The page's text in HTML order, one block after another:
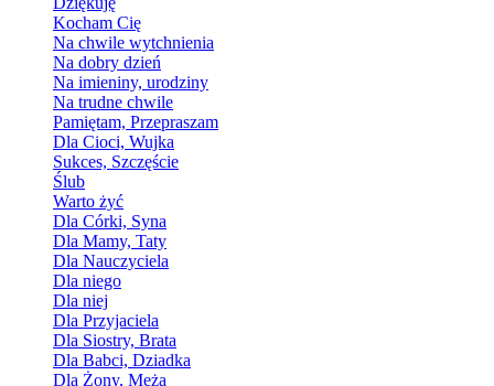
Kocham Cię
Na chwile wytchnienia
Na dobry dzień
Na imieniny, urodziny
Na trudne chwile
Pamiętam, Przepraszam
Dla Cioci, Wujka
Sukces, Szczęście
Ślub
Warto żyć
Dla Córki, Syna
Dla Mamy, Taty
Dla Nauczyciela
Dla niego
Dla niej
Dla Przyjaciela
Dla Siostry, Brata
Dla Babci, Dziadka
Dla Żony, Męża